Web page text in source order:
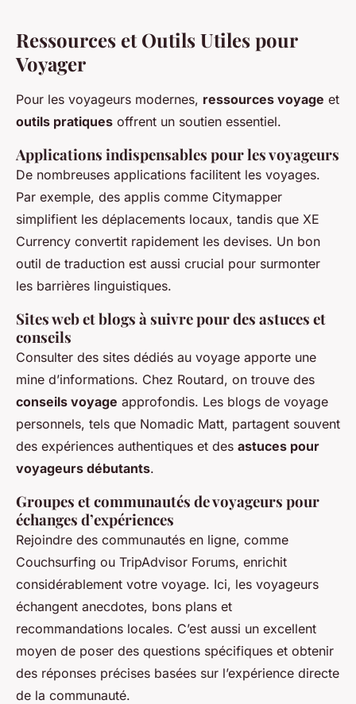
Ressources et Outils Utiles pour
Voyager
Pour les voyageurs modernes, ressources voyage et
outils pratiques offrent un soutien essentiel.
Applications indispensables pour les voyageurs
De nombreuses applications facilitent les voyages.
Par exemple, des applis comme Citymapper
simplifient les déplacements locaux, tandis que XE
Currency convertit rapidement les devises. Un bon
outil de traduction est aussi crucial pour surmonter
les barrières linguistiques.
Sites web et blogs à suivre pour des astuces et
conseils
Consulter des sites dédiés au voyage apporte une
mine d’informations. Chez Routard, on trouve des
conseils voyage approfondis. Les blogs de voyage
personnels, tels que Nomadic Matt, partagent souvent
des expériences authentiques et des astuces pour
voyageurs débutants.
Groupes et communautés de voyageurs pour
échanges d’expériences
Rejoindre des communautés en ligne, comme
Couchsurfing ou TripAdvisor Forums, enrichit
considérablement votre voyage. Ici, les voyageurs
échangent anecdotes, bons plans et
recommandations locales. C’est aussi un excellent
moyen de poser des questions spécifiques et obtenir
des réponses précises basées sur l’expérience directe
de la communauté.